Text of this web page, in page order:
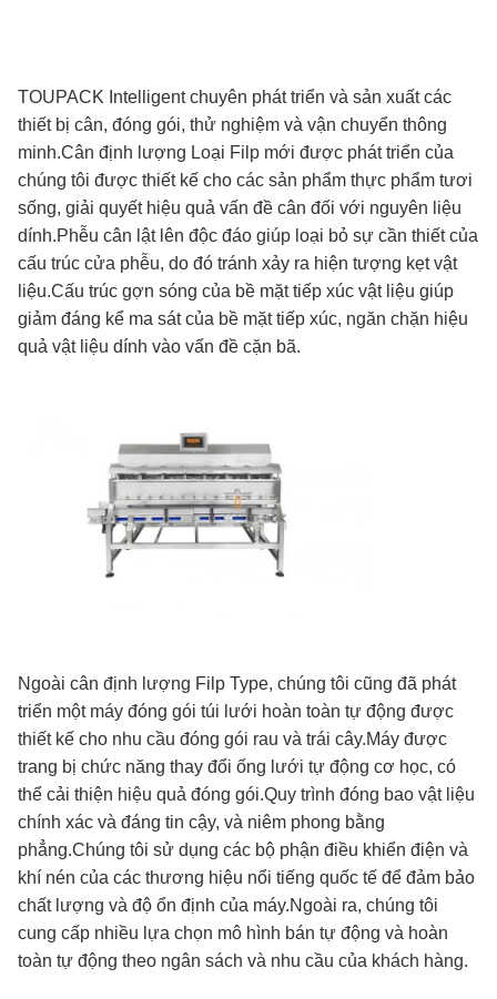
TOUPACK Intelligent chuyên phát triển và sản xuất các
thiết bị cân, đóng gói, thử nghiệm và vận chuyển thông
minh.Cân định lượng Loại Filp mới được phát triển của
chúng tôi được thiết kế cho các sản phẩm thực phẩm tươi
sống, giải quyết hiệu quả vấn đề cân đối với nguyên liệu
dính.Phễu cân lật lên độc đáo giúp loại bỏ sự cần thiết của
cấu trúc cửa phễu, do đó tránh xảy ra hiện tượng kẹt vật
liệu.Cấu trúc gợn sóng của bề mặt tiếp xúc vật liệu giúp
giảm đáng kể ma sát của bề mặt tiếp xúc, ngăn chặn hiệu
quả vật liệu dính vào vấn đề cặn bã.
Ngoài cân định lượng Filp Type, chúng tôi cũng đã phát
triển một máy đóng gói túi lưới hoàn toàn tự động được
thiết kế cho nhu cầu đóng gói rau và trái cây.Máy được
trang bị chức năng thay đổi ống lưới tự động cơ học, có
thể cải thiện hiệu quả đóng gói.Quy trình đóng bao vật liệu
chính xác và đáng tin cậy, và niêm phong bằng
phẳng.Chúng tôi sử dụng các bộ phận điều khiển điện và
khí nén của các thương hiệu nổi tiếng quốc tế để đảm bảo
chất lượng và độ ổn định của máy.Ngoài ra, chúng tôi
cung cấp nhiều lựa chọn mô hình bán tự động và hoàn
toàn tự động theo ngân sách và nhu cầu của khách hàng.